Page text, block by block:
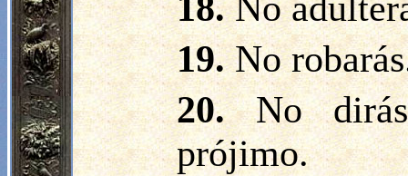
19.No
20.No
prójimo.